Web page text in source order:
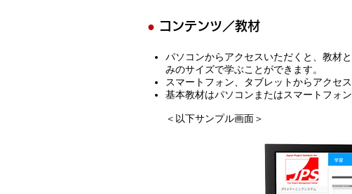
● コンテンツ／教材
パソコンからアクセスいただくと、教材
みのサイズで学ぶことができます。
スマートフォン、タブレットからアクセ
基本教材はパソコンまたはスマートフォ
＜以下サンプル画面＞